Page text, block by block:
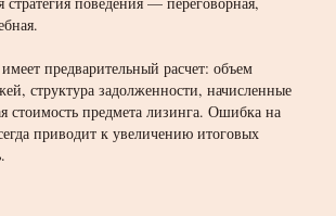
предварительный расчет: объем
структура задолженности, начисленные
стоимость предмета лизинга. Ошибка на
приводит к увеличению итоговых